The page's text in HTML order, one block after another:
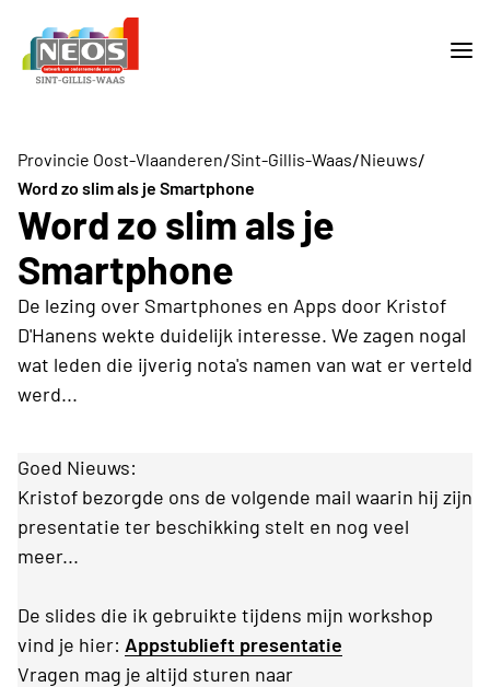
Provincie Oost-Vlaanderen/Sint-Gillis-Waas/Nieuws/
Word zo slim als je Smartphone
Word zo slim als je
Smartphone
De lezing over Smartphones en Apps door Kristof
D'Hanens wekte duidelijk interesse. We zagen nogal
wat leden die ijverig nota's namen van wat er verteld
werd...
Goed Nieuws:
Kristof bezorgde ons de volgende mail waarin hij zijn
presentatie ter beschikking stelt en nog veel
meer...
De slides die ik gebruikte tijdens mijn workshop
vind je hier: Appstublieft presentatie
Vragen mag je altijd sturen naar